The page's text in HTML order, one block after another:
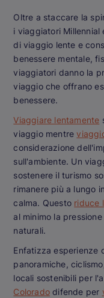
Oltre a staccare la
i viaggiatori Millennial
di viaggio lente e
benessere mentale,
viaggiatori danno la
viaggio che offrano
benessere.
Viaggiare lentamente
viaggio mentre
considerazione
sull'ambiente. Un
sostenere il turismo
rimanere più a lungo
calma. Questo riduce
al minimo la
naturali.
Enfatizza esperienze
panoramiche,
locali sostenibili per
Colorado difende per